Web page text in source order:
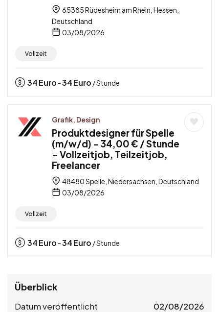
65385 Rüdesheim am Rhein, Hessen,
Deutschland
03/08/2026
Vollzeit
34Euro -34Euro / Stunde
Grafik, Design
Produktdesigner für Spelle
(m/w/d) – 34,00 € / Stunde
– Vollzeitjob, Teilzeitjob,
Freelancer
48480 Spelle, Niedersachsen, Deutschland
03/08/2026
Vollzeit
34Euro -34Euro / Stunde
Überblick
Datum veröffentlicht 02/08/2026